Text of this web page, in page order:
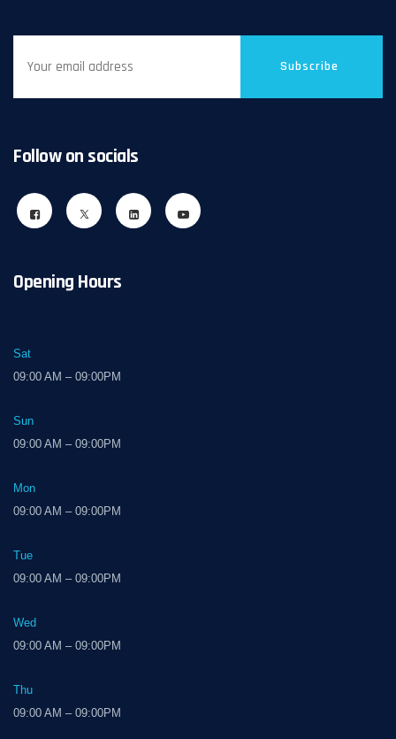
Subscribe
Follow on socials
Opening Hours
Sat
09:00 AM – 09:00PM
Sun
09:00 AM – 09:00PM
Mon
09:00 AM – 09:00PM
Tue
09:00 AM – 09:00PM
Wed
09:00 AM – 09:00PM
Thu
09:00 AM – 09:00PM